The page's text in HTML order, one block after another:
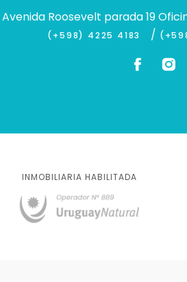
Avenida Roosevelt parada 19
(+598) 4225 4183 /
INMOBILIARIA HABILITADA